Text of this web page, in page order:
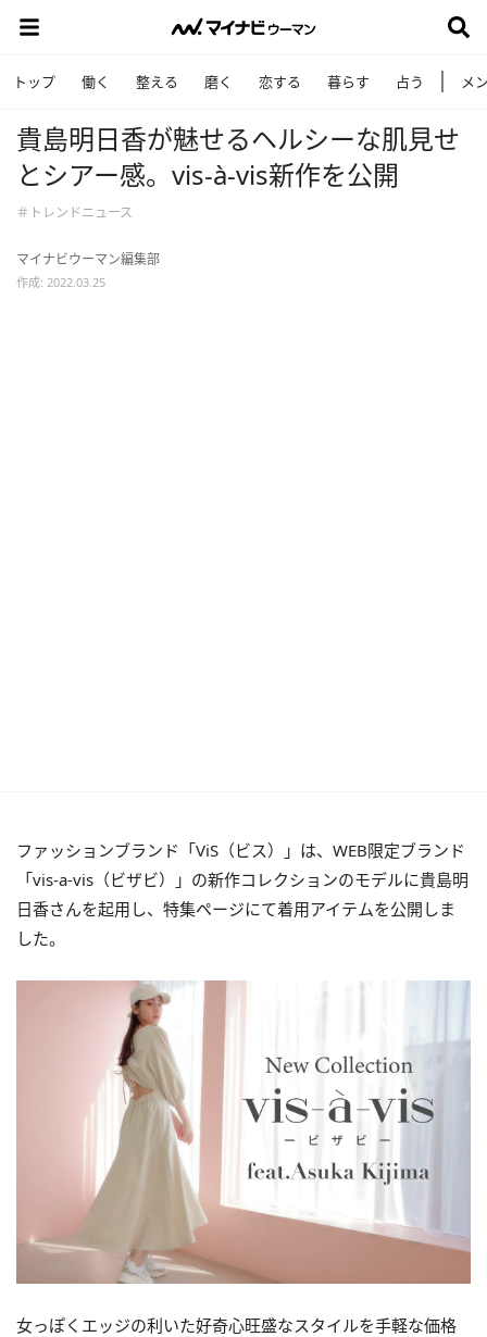
トップ 働く 整える 磨く 恋する 暮らす 占う メ
貴島明日香が魅せるヘルシーな肌見せ
とシアー感。vis-à-vis新作を公開
＃トレンドニュース
マイナビウーマン編集部
作成: 2022.03.25
ファッションブランド「ViS（ビス）」は、WEB限定ブランド
「vis-a-vis（ビザビ）」の新作コレクションのモデルに貴島明
日香さんを起用し、特集ページにて着用アイテムを公開しま
した。
女っぽくエッジの利いた好奇心旺盛なスタイルを手軽な価格